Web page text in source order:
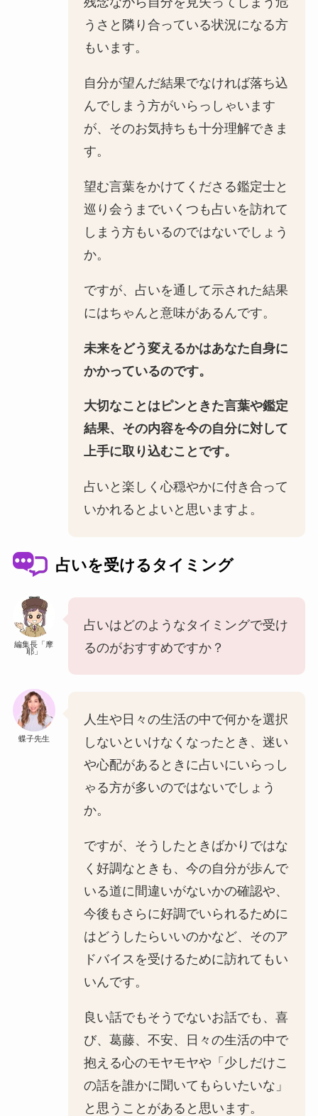
うさと隣り合っている状況になる方
もいます。
自分が望んだ結果でなければ落ち込
んでしまう方がいらっしゃいます
が、そのお気持ちも十分理解できま
す。
望む言葉をかけてくださる鑑定士と
巡り会うまでいくつも占いを訪れて
しまう方もいるのではないでしょう
か。
ですが、占いを通して示された結果
にはちゃんと意味があるんです。
未来をどう変えるかはあなた自身に
かかっているのです。
大切なことはピンときた言葉や鑑定
結果、その内容を今の自分に対して
上手に取り込むことです。
占いと楽しく心穏やかに付き合って
いかれるとよいと思いますよ。
占いを受けるタイミング
編集長「摩
耶」
占いはどのようなタイミングで受け
るのがおすすめですか？
蝶子先生
人生や日々の生活の中で何かを選択
しないといけなくなったとき、迷い
や心配があるときに占いにいらっし
ゃる方が多いのではないでしょう
か。
ですが、そうしたときばかりではな
く好調なときも、今の自分が歩んで
いる道に間違いがないかの確認や、
今後もさらに好調でいられるために
はどうしたらいいのかなど、そのア
ドバイスを受けるために訪れてもい
いんです。
良い話でもそうでないお話でも、喜
び、葛藤、不安、日々の生活の中で
抱える心のモヤモヤや「少しだけこ
の話を誰かに聞いてもらいたいな」
と思うことがあると思います。